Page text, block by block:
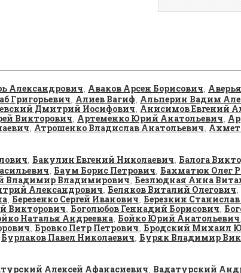
Александрович Аваков Арсен Борисович
Григорьевич Алиев Вагиф Альперин Вадим
Дмитрий Иосифович Анисимов Евгений
Викторович Артеменко Юрий Анатольевич
Атрошенко Владислав Анатольевич
Бакулин Евгений Николаевич Балога
Баум Борис Петрович Бахматюк Олег
Владимир Владимирович Безлюдная Анна
Александрович Беляков Виталий Олегович
Березенко Сергей Иванович Березкин
Викторович Боголюбов Геннадий Борисович
Наталья Андреевна Бойко Юрий Анатольевич
Бровко Петр Петрович Бродский Михаил
Бурлаков Павел Николаевич Буряк Владимир
Алексей Афанасиевич Вадатурский